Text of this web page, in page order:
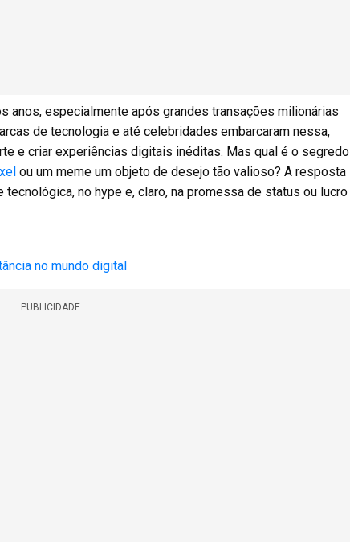
anos, especialmente após grandes transações milionárias
de tecnologia e até celebridades embarcaram nessa,
e criar experiências digitais inéditas. Mas qual é o segredo
ou um meme um objeto de desejo tão valioso? A resposta
tecnológica, no hype e, claro, na promessa de status ou lucro
no mundo digital
PUBLICIDADE